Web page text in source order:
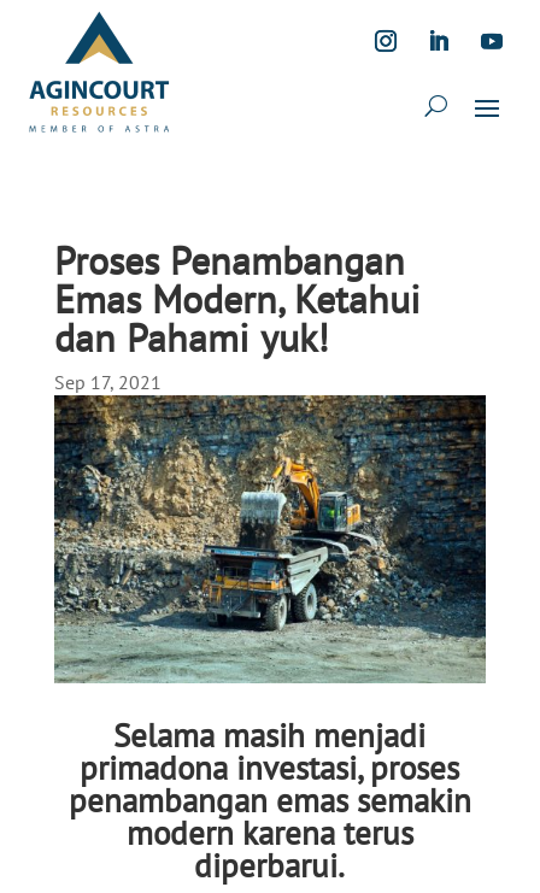
Proses Penambangan
Emas Modern, Ketahui
dan Pahami yuk!
Sep 17, 2021
Selama masih menjadi
primadona investasi, proses
penambangan emas semakin
modern karena terus
diperbarui.